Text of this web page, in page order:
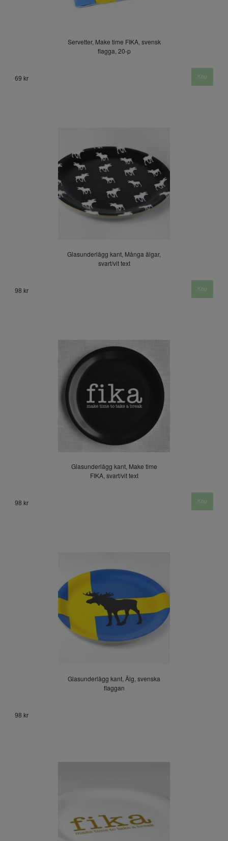
Servetter, Make time FIKA, svensk
flagga, 20-p
69 kr
Glasunderlägg kant, Många älgar,
svart/vit text
98 kr
Glasunderlägg kant, Make time
FIKA, svart/vit text
98 kr
Glasunderlägg kant, Älg, svenska
flaggan
98 kr